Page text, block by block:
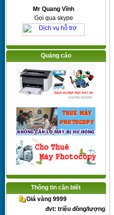
Mr Quang Vĩnh
Gọi qua skype
Quảng cáo
Thông tin cần biết
Giá vàng 9999
đvt: triệu đồng/lượng